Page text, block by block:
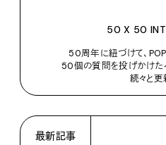
50 X 50
50周年に紐づけて、
50個の質問を投げかけた
続々と更
最新記事